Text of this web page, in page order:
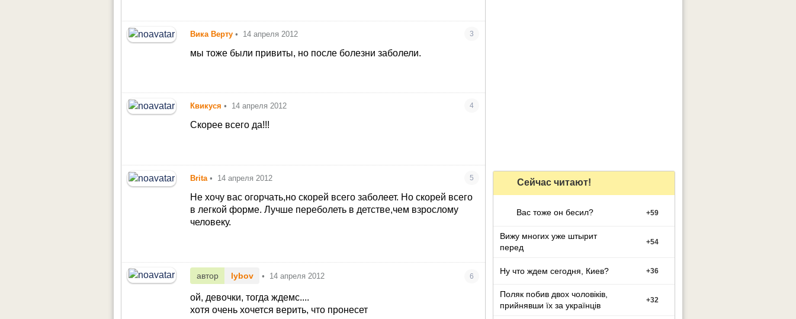
Вика Верту • 14 апреля 2012 3
мы тоже были привиты, но после болезни заболели.
Квикуся • 14 апреля 2012 4
Скорее всего да!!!
Brita • 14 апреля 2012 5
Не хочу вас огорчать,но скорей всего заболеет. Но скорей всего
в легкой форме. Лучше переболеть в детстве,чем взрослому
человеку.
автор lybov • 14 апреля 2012 6
ой, девочки, тогда ждемс....
хотя очень хочется верить, что пронесет
Сейчас читают!
Вас тоже он бесил? +59
Вижу многих уже штырит
перед
+54
Ну что ждем сегодня, Киев? +36
Поляк побив двох чоловіків,
прийнявши їх за українців
+32